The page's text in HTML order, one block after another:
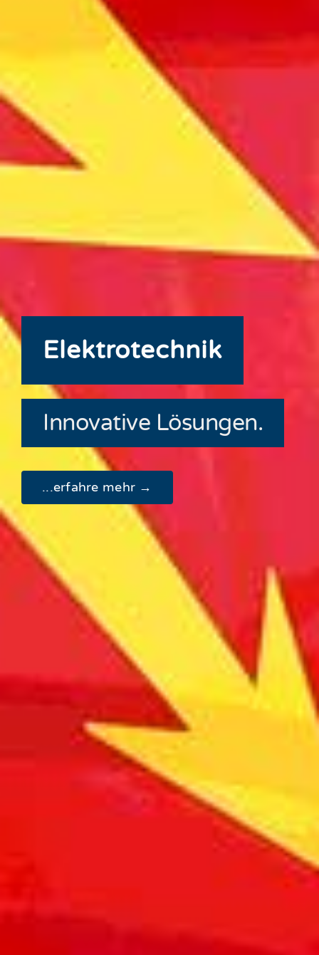
Elektrotechnik
Innovative Lösungen.
...erfahre mehr →